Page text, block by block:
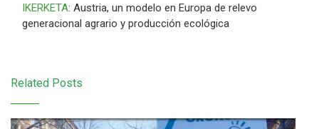
IKERKETA: Austria, un modelo en Europa de relevo
generacional agrario y producción ecológica
Related Posts